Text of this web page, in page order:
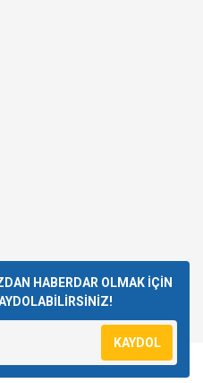
HABERDAR OLMAK İÇİN
KAYDOL